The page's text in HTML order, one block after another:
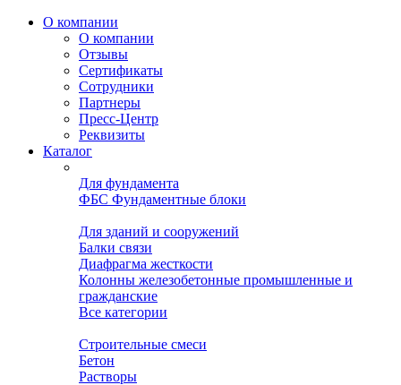
О компании
О компании
Отзывы
Сертификаты
Сотрудники
Партнеры
Пресс-Центр
Реквизиты
Каталог
Для фундамента
ФБС Фундаментные блоки
Для зданий и сооружений
Балки связи
Диафрагма жесткости
Колонны железобетонные промышленные и
гражданские
Все категории
Строительные смеси
Бетон
Растворы